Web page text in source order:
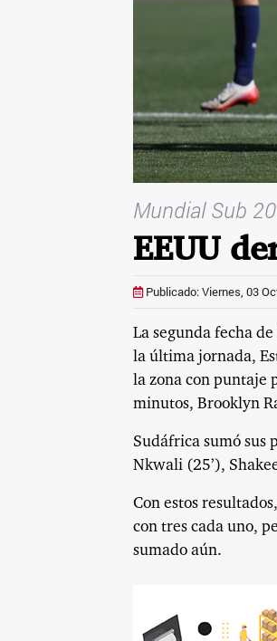
Mundial Sub
EEUU
Publicado: Viernes, 03
La segunda fecha
la última jornada,
la zona con puntaje
minutos, Brooklyn
Sudáfrica sumó sus
Nkwali (25’),
Con estos
con tres cada uno,
sumado aún.